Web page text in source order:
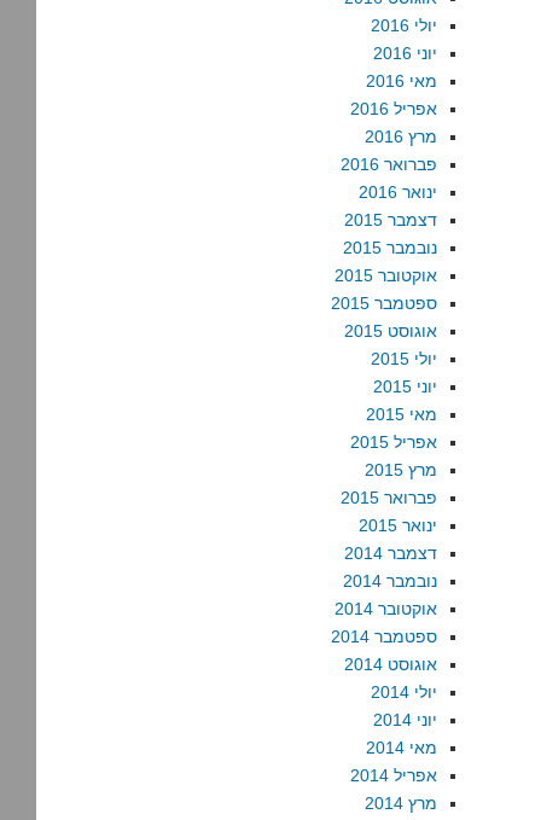
יולי 2016
יוני 2016
מאי 2016
אפריל 2016
מרץ 2016
פברואר 2016
ינואר 2016
דצמבר 2015
נובמבר 2015
אוקטובר 2015
ספטמבר 2015
אוגוסט 2015
יולי 2015
יוני 2015
מאי 2015
אפריל 2015
מרץ 2015
פברואר 2015
ינואר 2015
דצמבר 2014
נובמבר 2014
אוקטובר 2014
ספטמבר 2014
אוגוסט 2014
יולי 2014
יוני 2014
מאי 2014
אפריל 2014
מרץ 2014